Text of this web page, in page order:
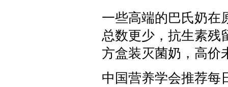
一些高端的巴氏奶在
总数更少，抗生素残
方盒装灭菌奶，高价
中国营养学会推荐每